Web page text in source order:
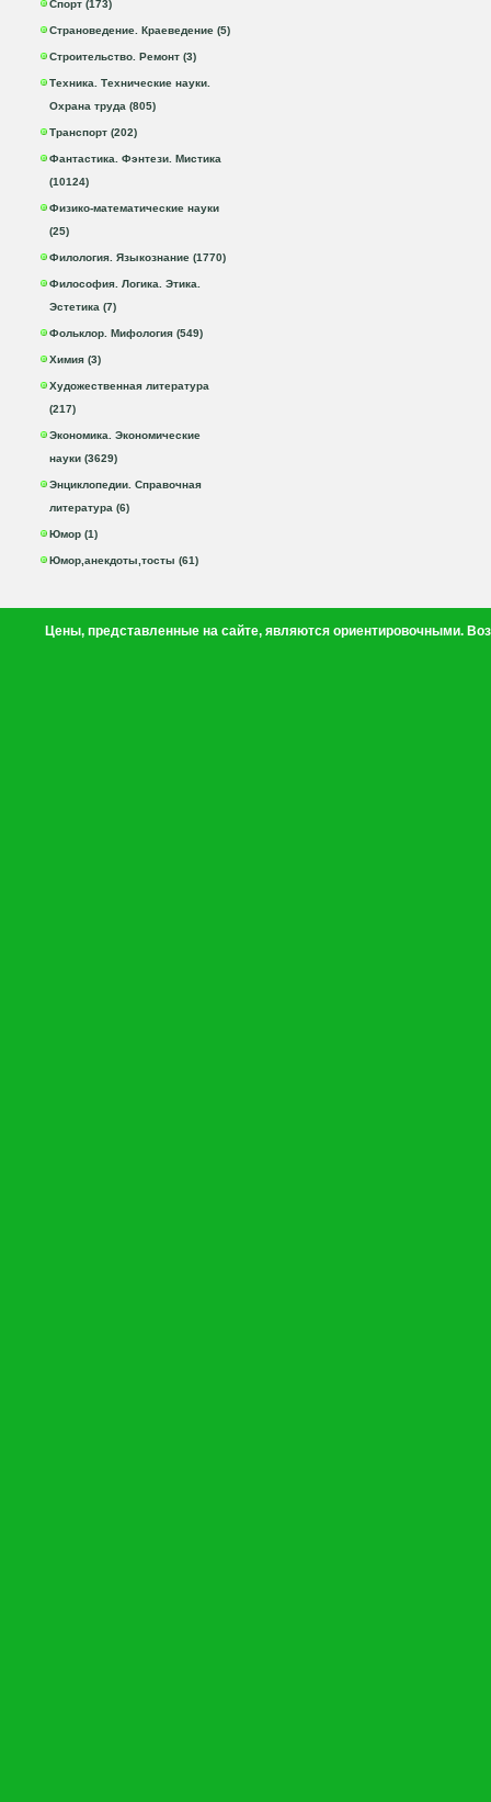
Спорт (173)
Страноведение. Краеведение (5)
Строительство. Ремонт (3)
Техника. Технические науки.
Охрана труда (805)
Транспорт (202)
Фантастика. Фэнтези. Мистика
(10124)
Физико-математические науки
(25)
Филология. Языкознание (1770)
Философия. Логика. Этика.
Эстетика (7)
Фольклор. Мифология (549)
Химия (3)
Художественная литература
(217)
Экономика. Экономические
науки (3629)
Энциклопедии. Справочная
литература (6)
Юмор (1)
Юмор,анекдоты,тосты (61)
Цены, представленные на сайте, являются ориентировочными.